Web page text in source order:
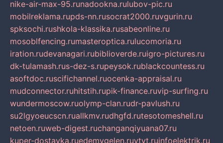
nike-air-max-95.runadookna.rulubov-pic.ru
mobilreklama.rupds-nn.rusocrat2000.ruvgurin.ru
spksochi.rushkola-klassika.rusabeonline.ru
mosoblfencing.rumasteroptica.rulucomoria.ru
iration.rudevanagari.rubiblioverde.ruigro-pictures.ru
dk-tulamash.rus-dez-s.rupeysok.rublackcountess.ru
asoftdoc.ruscifichannel.ruocenka-appraisal.ru
mudconnector.ruhitstih.rupik-finance.ruvip-surfing.ru
wundermoscow.ruolymp-clan.rudr-pavlush.ru
su2lgyoeucscn.ruallkmv.rudhgfd.rutesotomeshell.ru
netoen.ruweb-digest.ruchanganqiyuana07.ru
kuper-dostavka.ruedemvgelen.ruytyt.ruinfoelektrik.ru